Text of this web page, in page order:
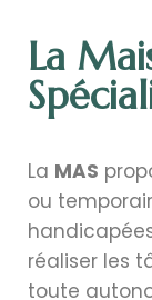
La
La MAS
ou
réaliser les
toute